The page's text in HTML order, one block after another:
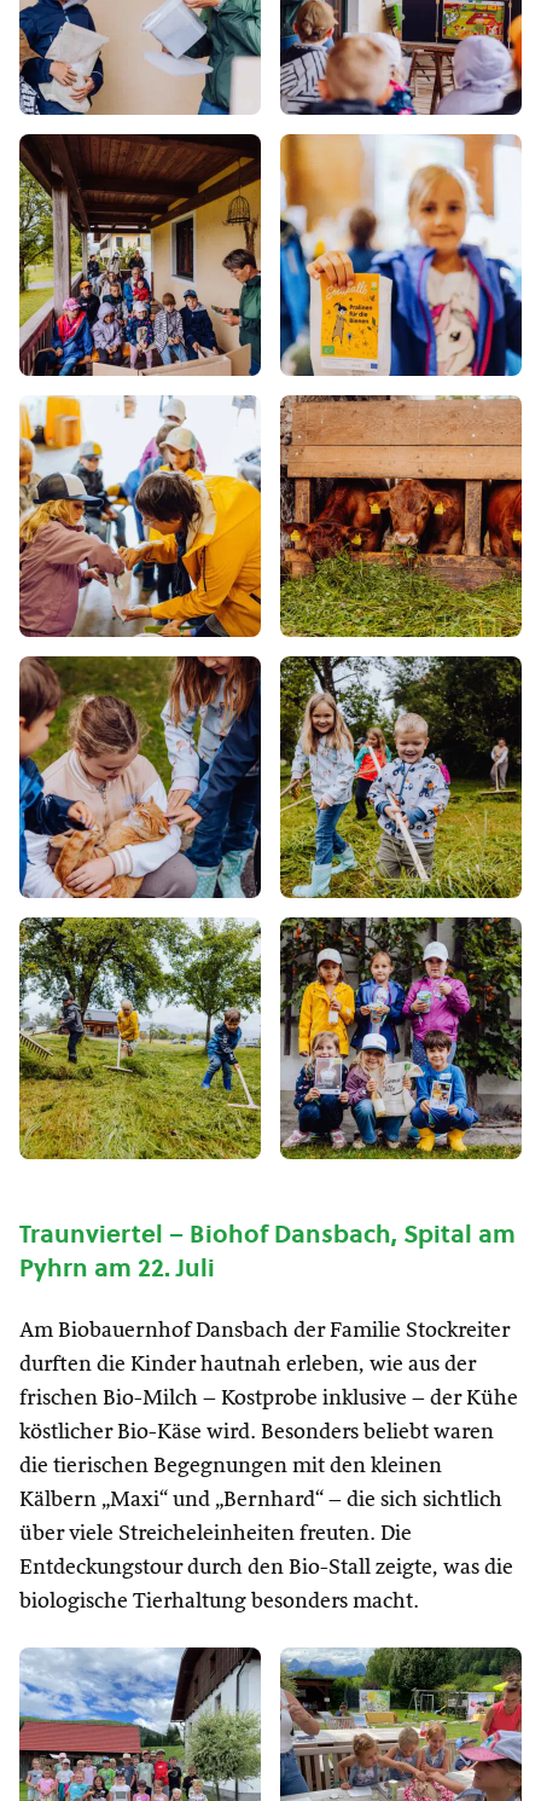
Traunviertel – Biohof Dansbach, Spital am
Pyhrn am 22. Juli
Am Biobauernhof Dansbach der Familie Stockreiter
durften die Kinder hautnah erleben, wie aus der
frischen Bio-Milch – Kostprobe inklusive – der Kühe
köstlicher Bio-Käse wird. Besonders beliebt waren
die tierischen Begegnungen mit den kleinen
Kälbern „Maxi“ und „Bernhard“ – die sich sichtlich
über viele Streicheleinheiten freuten. Die
Entdeckungstour durch den Bio-Stall zeigte, was die
biologische Tierhaltung besonders macht.